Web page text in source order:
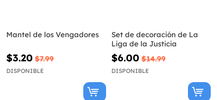
Mantel de los Vengadores
$3.20 $7.99
DISPONIBLE
Set de decoración de La
Liga de la Justicia
$6.00 $14.99
DISPONIBLE